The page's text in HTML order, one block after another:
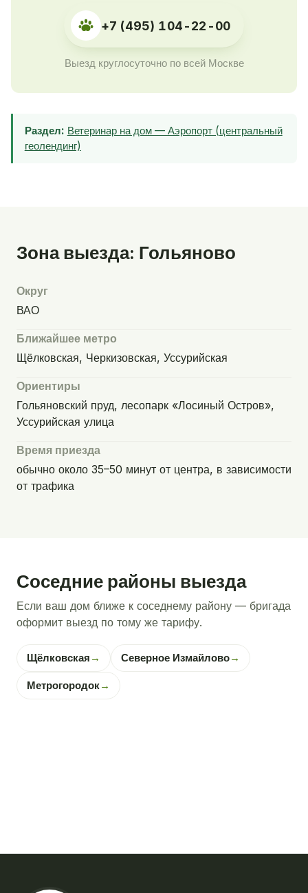
+7 (495) 104-22-00
Выезд круглосуточно по всей Москве
Раздел: Ветеринар на дом — Аэропорт (центральный
геолендинг)
Зона выезда: Гольяново
Округ
ВАО
Ближайшее метро
Щёлковская, Черкизовская, Уссурийская
Ориентиры
Гольяновский пруд, лесопарк «Лосиный Остров»,
Уссурийская улица
Время приезда
обычно около 35–50 минут от центра, в зависимости
от трафика
Соседние районы выезда
Если ваш дом ближе к соседнему району — бригада
оформит выезд по тому же тарифу.
Щёлковская → Северное Измайлово→
Метрогородок→